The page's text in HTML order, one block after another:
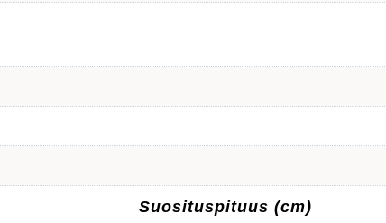
Suosituspituus(cm)